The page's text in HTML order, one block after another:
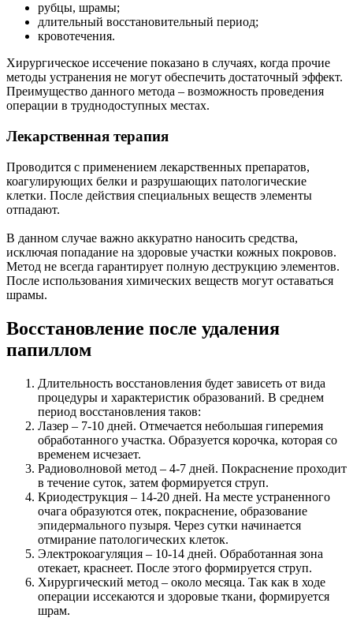
рубцы, шрамы;
длительный восстановительный период;
кровотечения.
Хирургическое иссечение показано в случаях, когда прочие
методы устранения не могут обеспечить достаточный эффект.
Преимущество данного метода – возможность проведения
операции в труднодоступных местах.
Лекарственная терапия
Проводится с применением лекарственных препаратов,
коагулирующих белки и разрушающих патологические
клетки. После действия специальных веществ элементы
отпадают.
В данном случае важно аккуратно наносить средства,
исключая попадание на здоровые участки кожных покровов.
Метод не всегда гарантирует полную деструкцию элементов.
После использования химических веществ могут оставаться
шрамы.
Восстановление после удаления
папиллом
Длительность восстановления будет зависеть от вида
процедуры и характеристик образований. В среднем
период восстановления таков:
Лазер – 7-10 дней. Отмечается небольшая гиперемия
обработанного участка. Образуется корочка, которая со
временем исчезает.
Радиоволновой метод – 4-7 дней. Покраснение проходит
в течение суток, затем формируется струп.
Криодеструкция – 14-20 дней. На месте устраненного
очага образуются отек, покраснение, образование
эпидермального пузыря. Через сутки начинается
отмирание патологических клеток.
Электрокоагуляция – 10-14 дней. Обработанная зона
отекает, краснеет. После этого формируется струп.
Хирургический метод – около месяца. Так как в ходе
операции иссекаются и здоровые ткани, формируется
шрам.